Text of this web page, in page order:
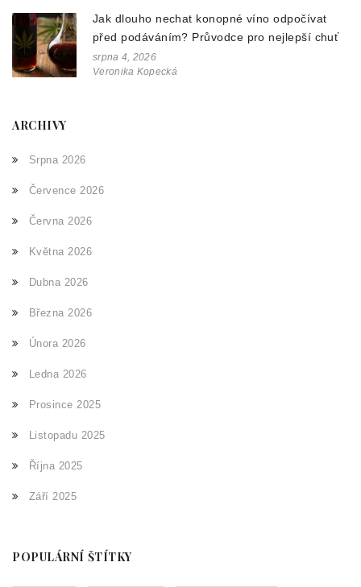
Jak dlouho nechat konopné víno odpočívat
před podáváním? Průvodce pro nejlepší chuť
srpna 4, 2026
Veronika Kopecká
ARCHIVY
Srpna 2026
Července 2026
Června 2026
Května 2026
Dubna 2026
Března 2026
Února 2026
Ledna 2026
Prosince 2025
Listopadu 2025
Října 2025
Září 2025
POPULÁRNÍ ŠTÍTKY